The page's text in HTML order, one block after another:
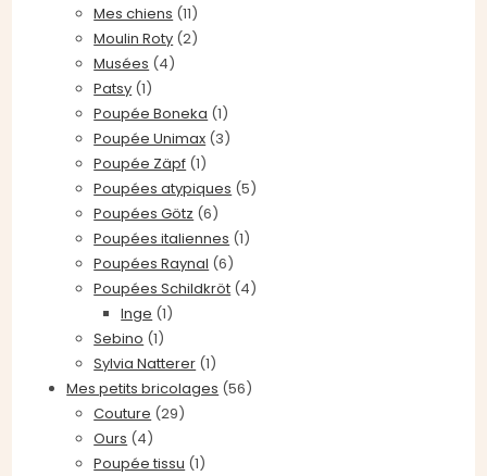
Mes chiens (11)
Moulin Roty (2)
Musées (4)
Patsy (1)
Poupée Boneka (1)
Poupée Unimax (3)
Poupée Zäpf (1)
Poupées atypiques (5)
Poupées Götz (6)
Poupées italiennes (1)
Poupées Raynal (6)
Poupées Schildkröt (4)
Inge (1)
Sebino (1)
Sylvia Natterer (1)
Mes petits bricolages (56)
Couture (29)
Ours (4)
Poupée tissu (1)